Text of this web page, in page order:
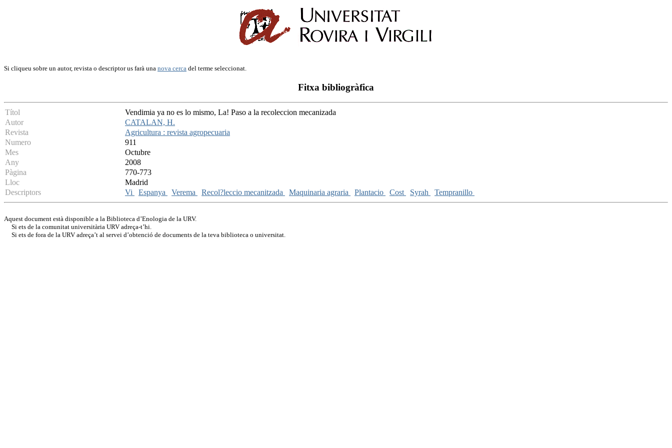
Si cliqueu sobre un autor, revista o descriptor us farà una nova cerca del terme seleccionat.
Fitxa bibliogràfica
Títol
Vendimia ya no es lo mismo, La! Paso a la recoleccion mecanizada
Autor
CATALAN, H.
Revista
Agricultura : revista agropecuaria
Numero
911
Mes
Octubre
Any
2008
Pàgina
770-773
Lloc
Madrid
Descriptors
Vi Espanya Verema Recol?leccio mecanitzada Maquinaria agraria Plantacio Cost Syrah Tempranillo
Aquest document està disponible a la Biblioteca d’Enologia de la URV.
Si ets de la comunitat universitària URV adreça-t’hi.
Si ets de fora de la URV adreça’t al servei d’obtenció de documents de la teva biblioteca o universitat.